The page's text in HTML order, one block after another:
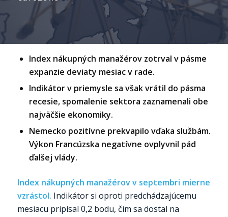
Index nákupných manažérov zotrval v pásme
expanzie deviaty mesiac v rade.
Indikátor v priemysle sa však vrátil do pásma
recesie, spomalenie sektora zaznamenali obe
najväčšie ekonomiky.
Nemecko pozitívne prekvapilo vďaka službám.
Výkon Francúzska negatívne ovplyvnil pád
ďalšej vlády.
Index nákupných manažérov v septembri mierne
vzrástol. Indikátor si oproti predchádzajúcemu
mesiacu pripísal 0,2 bodu, čim sa dostal na